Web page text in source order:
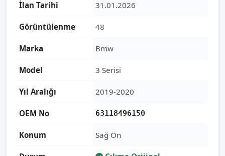
İlan Tarihi 31.01.2026
Görüntülenme 48
Marka Bmw
Model 3 Serisi
Yıl Aralığı 2019-2020
OEM No 63118496150
Konum Sağ Ön